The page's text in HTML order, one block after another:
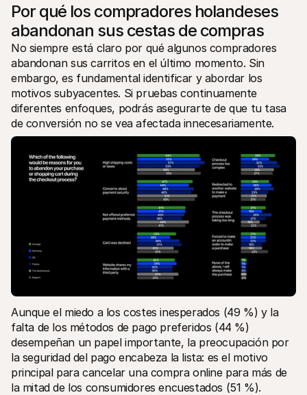
Por qué los compradores holandeses
abandonan sus cestas de compras
No siempre está claro por qué algunos compradores
abandonan sus carritos en el último momento. Sin
embargo, es fundamental identificar y abordar los
motivos subyacentes. Si pruebas continuamente
diferentes enfoques, podrás asegurarte de que tu tasa
de conversión no se vea afectada innecesariamente.
Aunque el miedo a los costes inesperados (49 %) y la
falta de los métodos de pago preferidos (44 %)
desempeñan un papel importante, la preocupación por
la seguridad del pago encabeza la lista: es el motivo
principal para cancelar una compra online para más de
la mitad de los consumidores encuestados (51 %).